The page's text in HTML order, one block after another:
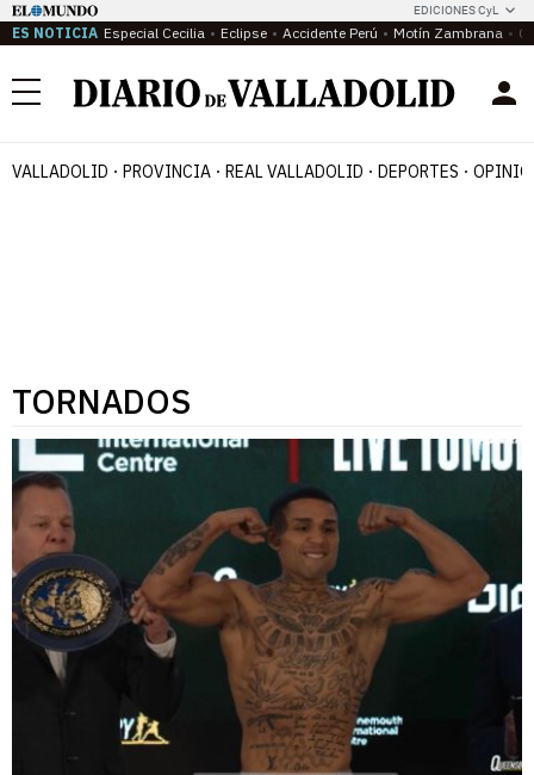
EDICIONES CyL
ES NOTICIA Especial Cecilia Eclipse Accidente Perú Motín Zambrana
Menú
VALLADOLID PROVINCIA REAL VALLADOLID DEPORTES
TORNADOS